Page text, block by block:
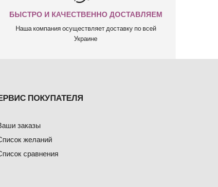
БЫСТРО И КАЧЕСТВЕННО ДОСТАВЛЯЕМ
Наша компания осуществляет доставку по всей
Украине
ПОКУПАТЕЛЯ
заказы
желаний
сравнения